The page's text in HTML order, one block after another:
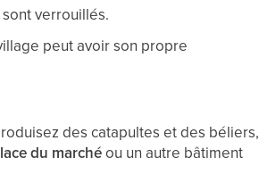
verrouillés.
peut avoir son propre
des catapultes et des béliers,
du marchéou un autre bâtiment